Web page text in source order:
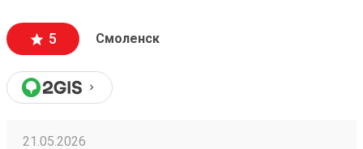
воскресенье выходной , а в будни дни до 18:00.
Есть люди которые тоже работают по пятидневке
Сделайте выходные воскресенье-понедельник. В
субботу многим будет очень удобно забирать
5 Смоленск
21.05.2026